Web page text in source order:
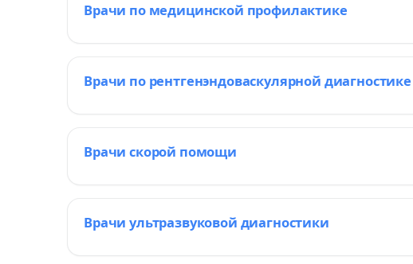
Врачи по медицинской профилактике
Врачи по рентгенэндоваскулярной
Врачи скорой помощи
Врачи ультразвуковой диагностики